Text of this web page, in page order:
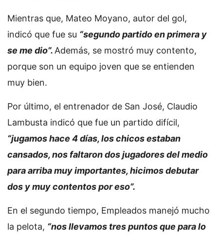
Mientras que, Mateo Moyano, autor del gol,
indicó que fue su “segundo partido en primera y
se me dio”. Además, se mostró muy contento,
porque son un equipo joven que se entienden
muy bien.
Por último, el entrenador de San José, Claudio
Lambusta indicó que fue un partido difícil,
“jugamos hace 4 días, los chicos estaban
cansados, nos faltaron dos jugadores del medio
para arriba muy importantes, hicimos debutar
dos y muy contentos por eso”.
En el segundo tiempo, Empleados manejó mucho
la pelota, “nos llevamos tres puntos que para lo